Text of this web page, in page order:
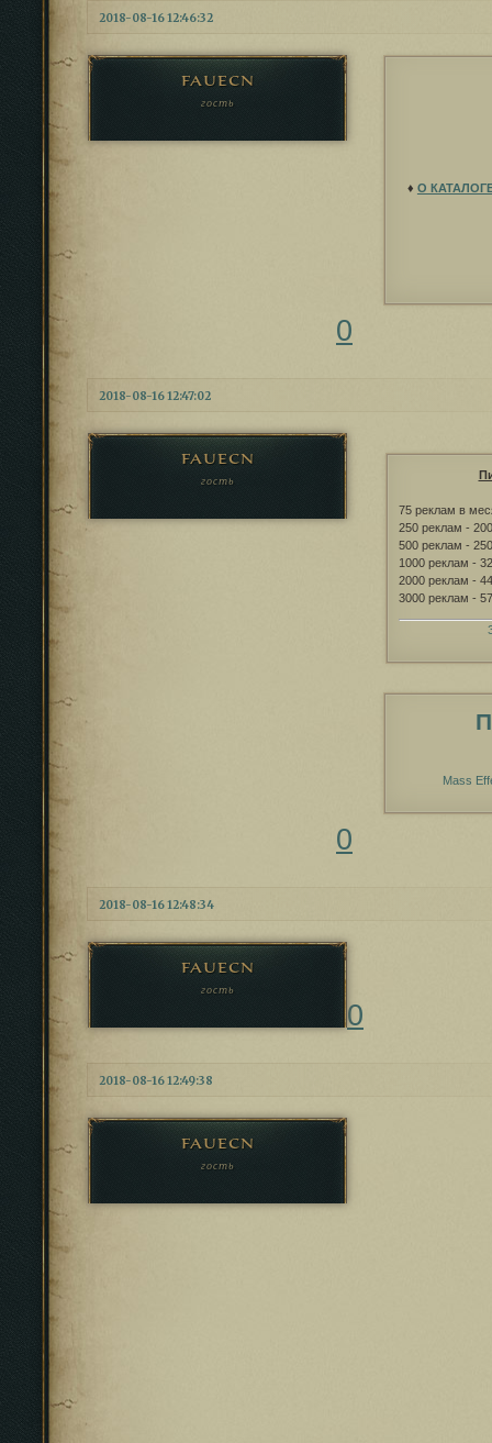
2018-08-16 12:46:32
fauecn
гость
♦ О КАТАЛОГЕ
0
2018-08-16 12:47:02
fauecn
гость
75 реклам в
250 реклам -
500 реклам -
1000 реклам -
2000 реклам -
3000 реклам -
Mass
0
2018-08-16 12:48:34
fauecn
гость
0
2018-08-16 12:49:38
fauecn
гость